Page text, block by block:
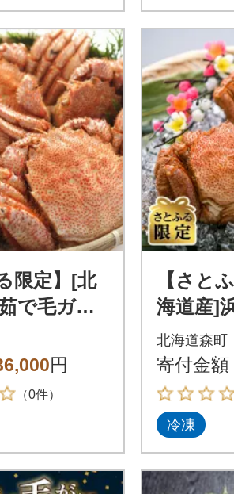
限定】[北
で毛ガ
後×4杯
円
（0件）
【さと
海道産]
ニ 約
北海道森町
寄付金額
冷凍